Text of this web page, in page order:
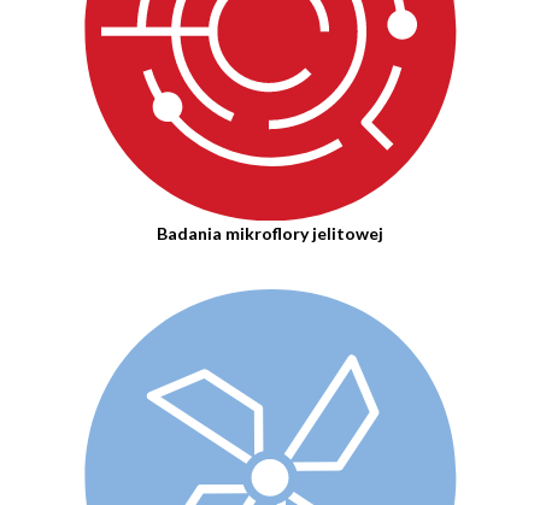
Badania mikroflory jelitowej